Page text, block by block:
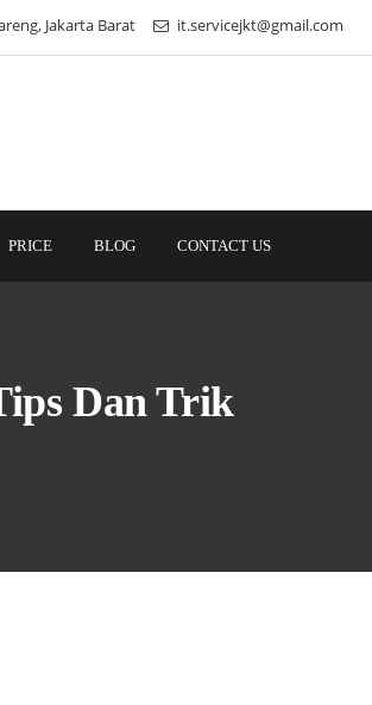
Jakarta Barat it.servicejkt@gmail.com
PRICE BLOG CONTACT US
Dan Trik